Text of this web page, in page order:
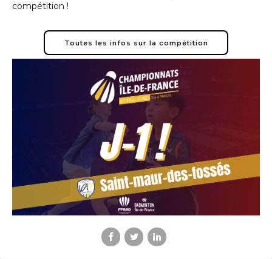
compétition !
Toutes les infos sur la compétition